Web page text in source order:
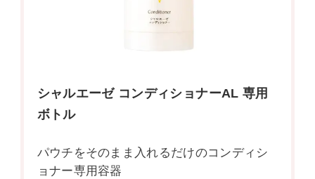
シャルエーゼ コンディショナーAL 専用
ボトル
パウチをそのまま入れるだけのコンディシ
ョナー専用容器